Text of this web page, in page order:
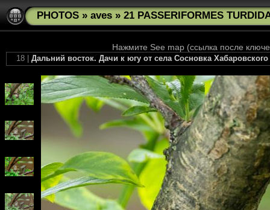
PHOTOS » aves » 21 PASSERIFORMES
Нажмите See map (ссылка после
18 | Дальний восток. Дачи к югу от села Сосновка